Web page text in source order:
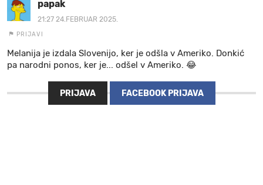
papak
21:27 24.FEBRUAR 2025.
PRIJAVI
Melanija je izdala Slovenijo, ker je odšla v Ameriko. Donkić
pa narodni ponos, ker je... odšel v Ameriko. 😂
PRIJAVA FACEBOOK PRIJAVA